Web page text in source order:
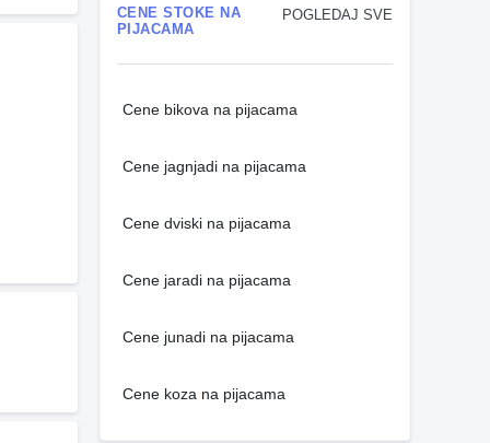
POGLEDAJ SVE
CENE STOKE NA
PIJACAMA
Cene bikova na pijacama
Cene jagnjadi na pijacama
Cene dviski na pijacama
Cene jaradi na pijacama
Cene junadi na pijacama
Cene koza na pijacama